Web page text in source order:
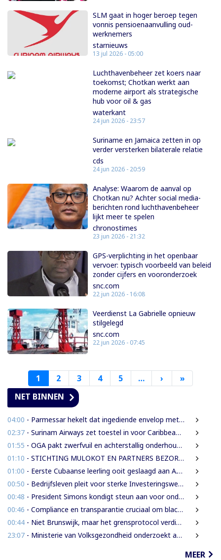
SLM gaat in hoger beroep tegen
vonnis pensioenaanvulling oud-
werknemers
starnieuws
13 jul 2026 - 05:00
Luchthavenbeheer zet koers naar
toekomst; Chotkan werkt aan
moderne airport als strategische
hub voor oil & gas
waterkant
24 jun 2026 - 23:57
Suriname en Jamaica zetten in op
verder versterken bilaterale relatie
cds
24 jun 2026 - 20:59
Analyse: Waarom de aanval op
Chotkan nu? Achter social media-
berichten rond luchthavenbeheer
lijkt meer te spelen
chronostimes
23 jun 2026 - 21:32
GPS-verplichting in het openbaar
vervoer: typisch voorbeeld van beleid
zonder cijfers en vooronderzoek
snc.com
22 jun 2026 - 16:08
Veerdienst La Gabrielle opnieuw
stilgelegd
snc.com
22 jun 2026 - 07:45
1 2 3 4 5 … › Volgende
pagina
»
pagina
NET BINNEN
04:00 - Parmessar hekelt dat ingediende envelop met vermogensinformatie van DNA-lid vermoedelijk is opengemaakt
02:37 - Surinam Airways zet toestel in voor Caribbean Premier League crickettoernooi
01:55 - OGA pakt zwerfvuil en achterstallig onderhoud gezamenlijk aan
01:10 - STICHTING MULOKOT EN PARTNERS BEZORGD OVER VOORGENOMEN AFKONDIGING 5-KILOMETER-STRAALWET
01:00 - Eerste Cubaanse leerling ooit geslaagd aan A.T. Calorschool
00:50 - Bedrijfsleven pleit voor sterke Investeringswet en onafhankelijke SITA
00:48 - President Simons kondigt steun aan voor onderzoek naar cultureel erfgoed
00:46 - Compliance en transparantie cruciaal om blacklisting te voorkomen.
00:44 - Niet Brunswijk, maar het grensprotocol verdient het debat
23:07 - Ministerie van Volksgezondheid onderzoekt aanbieders van onbewezen middelen tegen nierfalen
MEER